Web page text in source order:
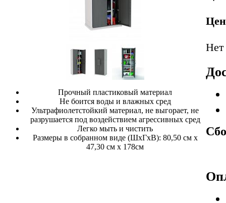
Прочный пластиковый материал
Не боится воды и влажных сред
Ультрафиолетстойкий материал, не выгорает, не
разрушается под воздействием агрессивных сред
Легко мыть и чистить
Размеры в собранном виде (ШхГхВ): 80,50 см х
47,30 см х 178см
Нет